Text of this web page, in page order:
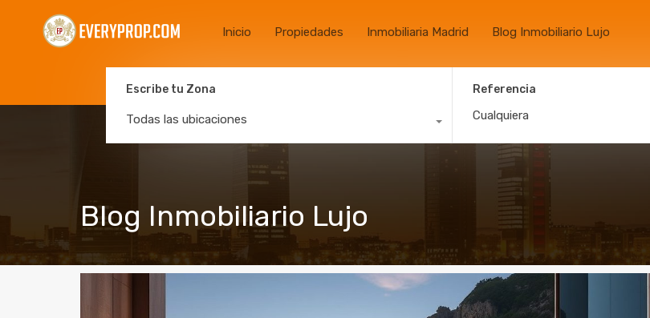
Inicio Propiedades Inmobiliaria Madrid Blog Inmobiliario Lujo
Escribe tu Zona
Todas las ubicaciones
Referencia
Blog Inmobiliario Lujo